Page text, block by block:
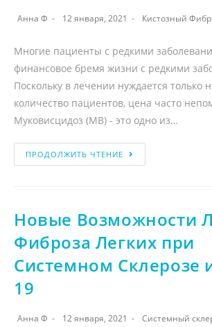
Анна Ф 12 января, 2021 Кистозный
Многие пациенты с редкими
финансовое бремя жизни с редкими
Поскольку в лечении нуждается только
количество пациентов, цена часто
Муковисцидоз (МВ) - это одно из…
ПРОДОЛЖИТЬ ЧТЕНИЕ
Новые Возможности
Фиброза Легких при
Системном Склерозе
19
Анна Ф 12 января, 2021 Системный